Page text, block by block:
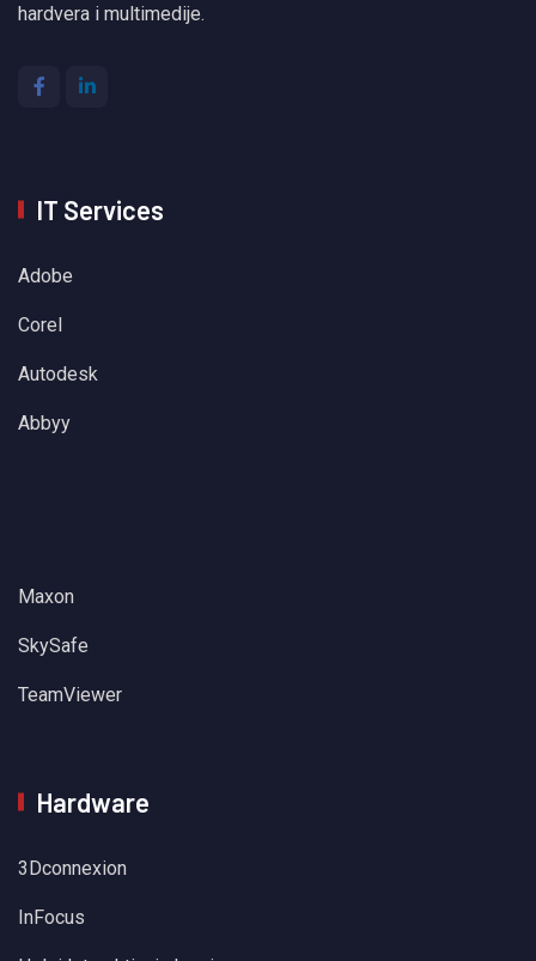
hardvera i multimedije.
IT Services
Adobe
Corel
Autodesk
Abbyy
Maxon
SkySafe
TeamViewer
Hardware
3Dconnexion
InFocus